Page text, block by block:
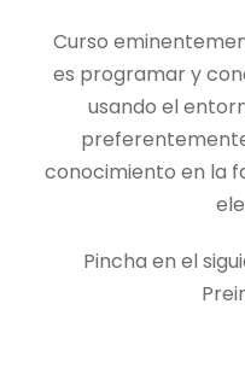
Curso
es programar y
usando el
conocimiento en la
Pincha en el